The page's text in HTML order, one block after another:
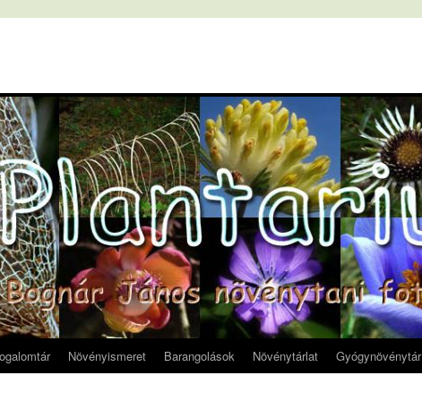
Növényismeret Barangolások Növénytárlat Gyógynövénytár